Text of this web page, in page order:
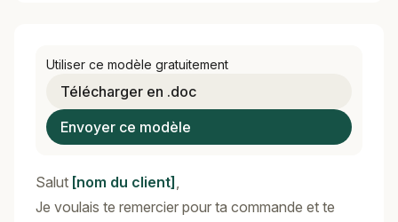
Utiliser ce modèle gratuitement
Télécharger en .doc
Envoyer ce modèle
Salut [nom du client] ,
Je voulais te remercier pour ta commande et te